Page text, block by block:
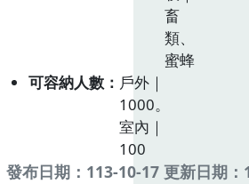
畜
類、
蜜蜂
可容納人數
戶外｜
1000。
室內｜
100
發布日期：113-10-17 更新日期